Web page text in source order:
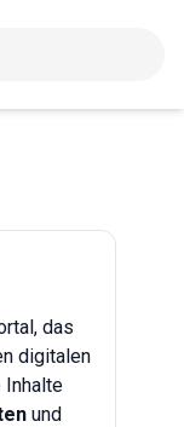
das
digitalen
Inhalte
und